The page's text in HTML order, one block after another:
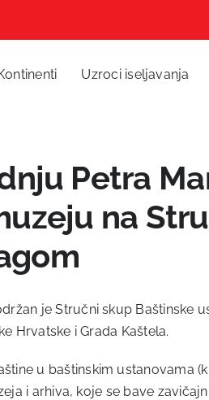
Uzroci iseljavanja
Petra
na
je Stručni skup Baštinske
Hrvatske i Grada Kaštela.
u baštinskim ustanovama
i arhiva, koje se bave